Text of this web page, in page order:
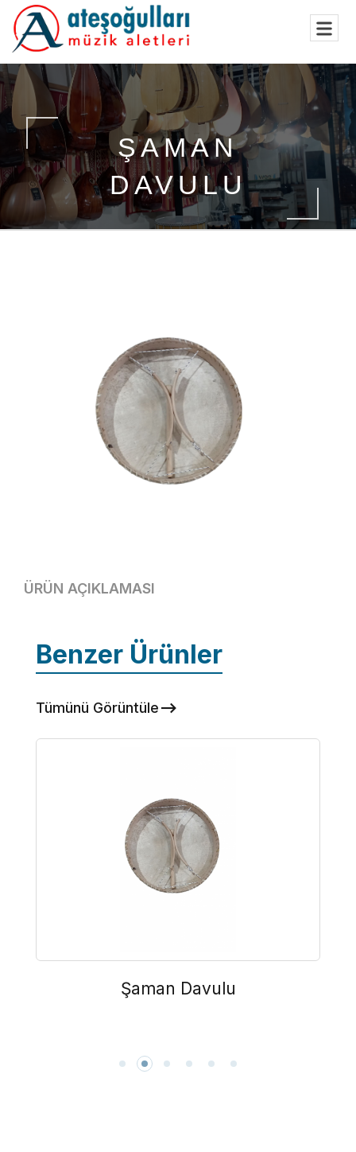
ŞAMAN
DAVULU
ÜRÜN AÇIKLAMASI
Benzer Ürünler
Tümünü Görüntüle
İncele
Şaman Davulu